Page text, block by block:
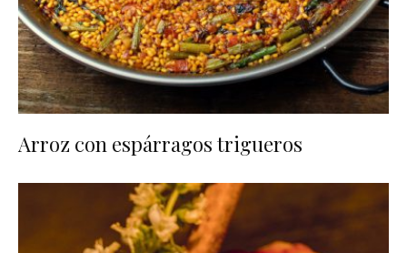
Arroz con espárragos trigueros